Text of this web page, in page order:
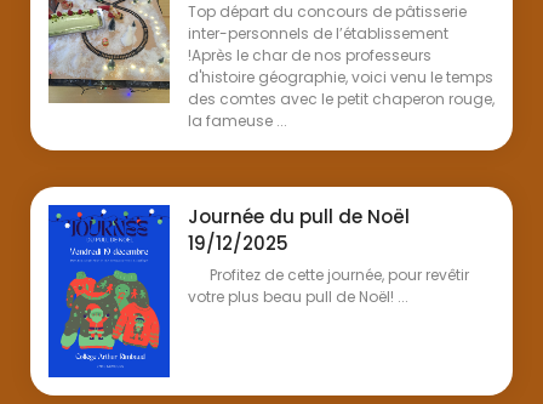
Top départ du concours de pâtisserie
inter-personnels de l’établissement
!Après le char de nos professeurs
d'histoire géographie, voici venu le temps
des comtes avec le petit chaperon rouge,
la fameuse ...
Journée du pull de Noël
19/12/2025
Profitez de cette journée, pour revêtir
votre plus beau pull de Noël! ...